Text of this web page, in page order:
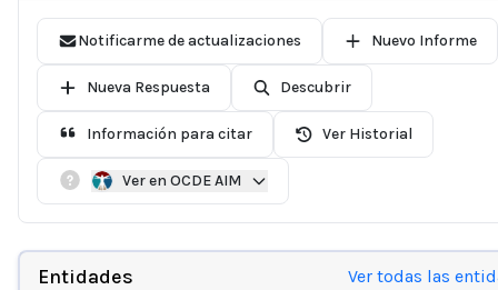
Notificarme de actualizaciones Nuevo Informe
Nueva Respuesta Descubrir
Información para citar Ver Historial
Ver en OCDE AIM
Entidades Ver todas las